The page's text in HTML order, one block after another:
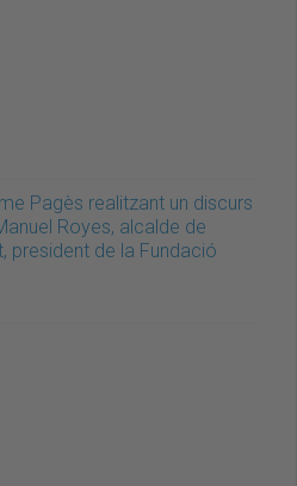
Pagès realitzant un discurs
Royes, alcalde de
president de la Fundació